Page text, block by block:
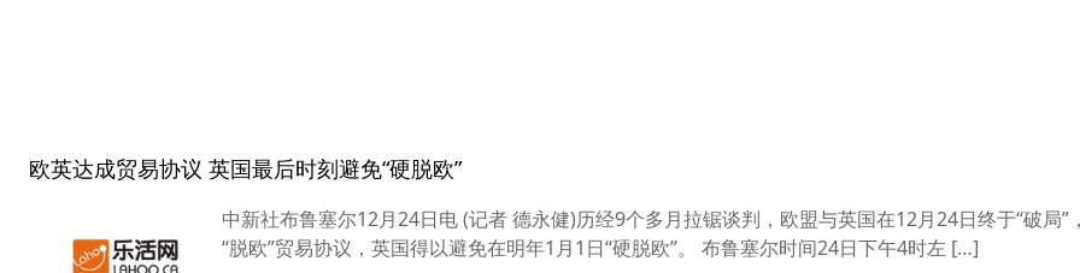
欧英达成贸易协议 英国最后时刻避免“硬脱欧”
中新社布鲁塞尔12月24日电 (记者 德永健)历经9个多月拉锯谈判，欧盟与英国在12月24日终于“破局”
“脱欧”贸易协议，英国得以避免在明年1月1日“硬脱欧”。 布鲁塞尔时间24日下午4时左 […]